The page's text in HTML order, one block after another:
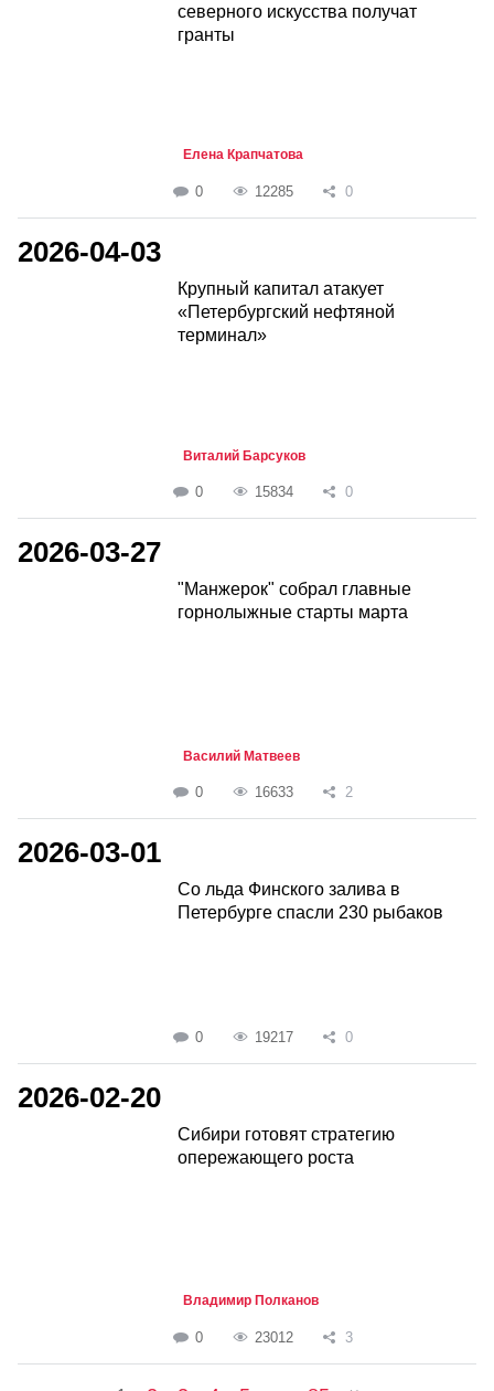
северного искусства получат
гранты
Елена Крапчатова
0 12285 0
2026-04-03
Крупный капитал атакует
«Петербургский нефтяной
терминал»
Виталий Барсуков
0 15834 0
2026-03-27
"Манжерок" собрал главные
горнолыжные старты марта
Василий Матвеев
0 16633 2
2026-03-01
Со льда Финского залива в
Петербурге спасли 230 рыбаков
0 19217 0
2026-02-20
Сибири готовят стратегию
опережающего роста
Владимир Полканов
0 23012 3